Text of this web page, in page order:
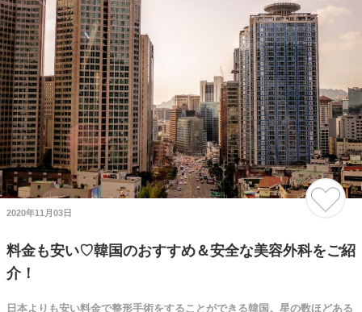
2020年11月03日
料金も安い♡韓国のおすすめ＆安全な美容外科をご紹
介！
日本よりも安い料金で整形手術をすることができる韓国。星の数ほどある